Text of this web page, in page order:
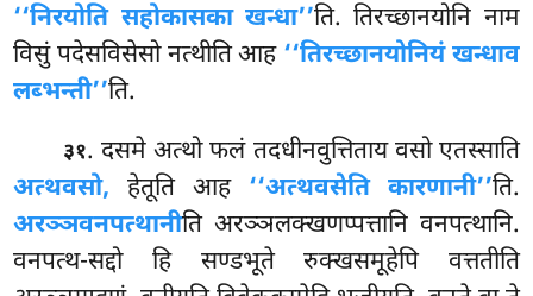
‘‘निरयोति सहोकासका खन्धा’’ति. तिरच्छानयोनि नाम
विसुं पदेसविसेसो नत्थीति आह ‘‘तिरच्छानयोनियं खन्धाव
लब्भन्ती’’ति.
३१. दसमे अत्थो फलं तदधीनवुत्तिताय वसो एतस्साति
अत्थवसो, हेतूति आह ‘‘अत्थवसेति कारणानी’’ति.
अरञ्ञवनपत्थानीति अरञ्ञलक्खणप्पत्तानि वनपत्थानि.
वनपत्थ-सद्दो हि सण्डभूते रुक्खसमूहेपि वत्ततीति